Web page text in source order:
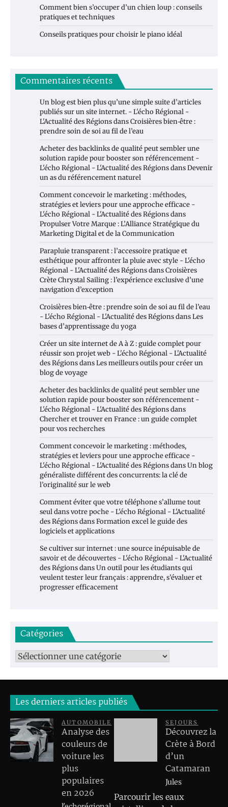
Comment bien s’occuper d’un chien loup : conseils
pratiques et techniques
Conseils pratiques pour choisir le piano idéal
Commentaires récents
Un blog est bien plus qu’une simple suite d’articles
publiés sur un site internet. - L'écho Régional -
L'Actualité des RégionsdansCroisières bien‑être :
prendre soin de soi au fil de l’eau
Acheter des backlinks de qualité peut sembler une
solution rapide pour booster son référencement -
L'écho Régional - L'Actualité des RégionsdansDevenir
un as du référencement naturel
Comment concevoir le marketing : méthodes,
stratégies et leviers pour une approche efficace -
L'écho Régional - L'Actualité des Régionsdans
Propulser Votre Marque : L’Alliance Stratégique du
Marketing Digital et de la Communication
Parapluie transparent : l’accessoire pratique et
esthétique pour affronter la pluie avec style - L'écho
Régional - L'Actualité des RégionsdansCroisières
Crète Chrystal Sailing : l’expérience exclusive d’une
navigation d’exception
Croisières bien‑être : prendre soin de soi au fil de l’eau
- L'écho Régional - L'Actualité des RégionsdansLes
bases d’apprentissage du yoga
Créer un site internet de A à Z : guide complet pour
réussir son projet web - L'écho Régional - L'Actualité
des RégionsdansLes meilleurs outils pour créer un
blog de voyage
Acheter des backlinks de qualité peut sembler une
solution rapide pour booster son référencement -
L'écho Régional - L'Actualité des Régionsdans
Chercher et trouver en France : un guide complet
pour vos recherches
Comment concevoir le marketing : méthodes,
stratégies et leviers pour une approche efficace -
L'écho Régional - L'Actualité des RégionsdansUn blog
généraliste différent des concurrents: la clé de
l’originalité sur le web
Comment éviter que votre téléphone s’allume tout
seul dans votre poche - L'écho Régional - L'Actualité
des RégionsdansFormation excel le guide des
logiciels et applications
Se cultiver sur internet : une source inépuisable de
savoir et de découvertes - L'écho Régional - L'Actualité
des RégionsdansUn outil pour les étudiants qui
veulent tester leur français : apprendre, s’évaluer et
progresser efficacement
Catégories
Catégories
Les derniers articles publiés
AUTOMOBILE
Analyse des
couleurs de
voiture les
plus
populaires
en 2026
SEJOURS
Découvrez la
Crète à Bord
d’un
Catamaran
Jules
Parcourir les eaux